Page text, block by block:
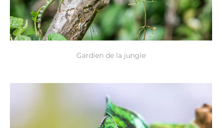
Gardien de la jungle